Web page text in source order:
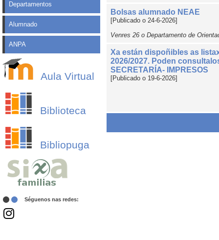
Departamentos
Alumnado
ANPA
Aula Virtual
Biblioteca
Bibliopuga
Séguenos nas redes:
Bolsas alumnado NEAE
[Publicado o 24-6-2026]
Venres 26 o Departamento de
Xa están dispoñibles as
2026/2027. Poden
SECRETARÍA- IMPRESOS
[Publicado o 19-6-2026]